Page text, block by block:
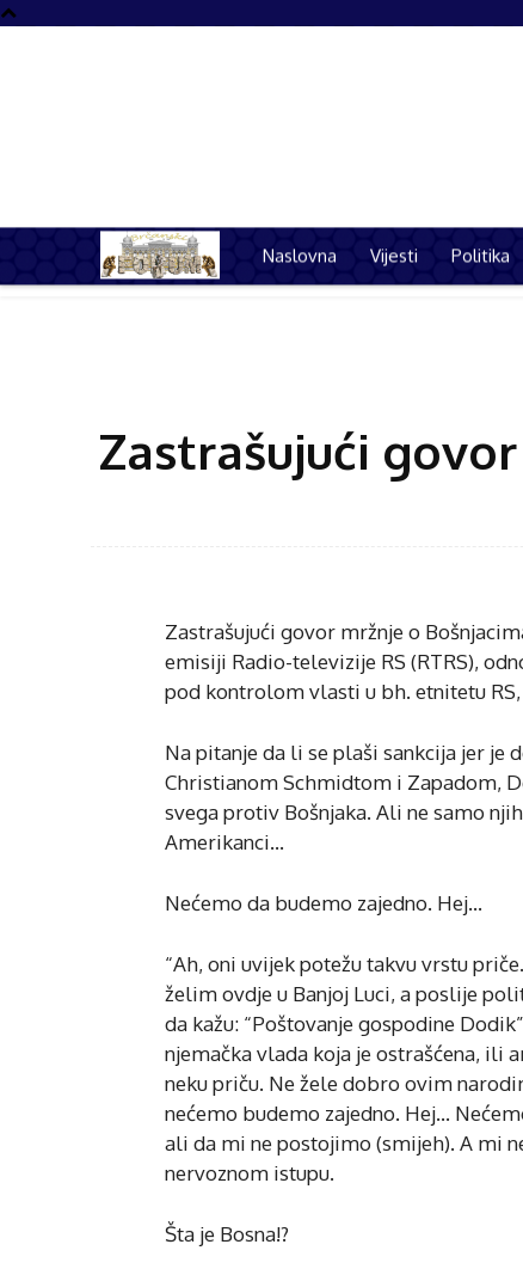
Naslovna Vijesti
Naslovna Vijesti Politika
Zastrašujući
Zastrašujući govor mržnje o
emisiji Radio-televizije RS (RTRS),
pod kontrolom vlasti u bh. etnitetu
Na pitanje da li se plaši sankcija jer
Christianom Schmidtom i Zapadom,
svega protiv Bošnjaka. Ali ne samo
Amerikanci…
Nećemo da budemo zajedno. Hej…
“Ah, oni uvijek potežu takvu vrstu
želim ovdje u Banjoj Luci, a poslije
da kažu: “Poštovanje gospodine
njemačka vlada koja je ostrašćena, ili
neku priču. Ne žele dobro ovim
nećemo budemo zajedno. Hej…
ali da mi ne postojimo (smijeh). A mi
nervoznom istupu.
Šta je Bosna!?